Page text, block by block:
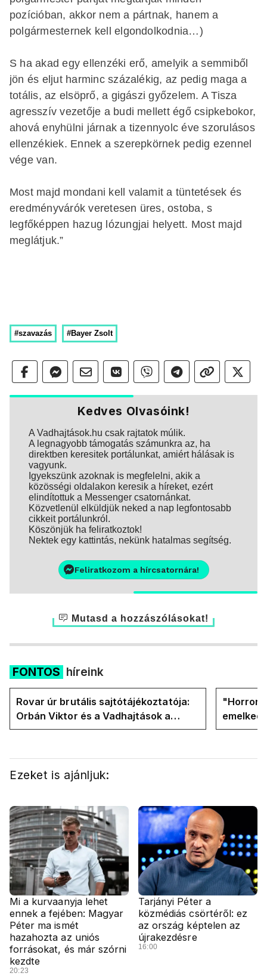
pozícióban, akkor nem a pártnak, hanem a
polgármesternek kell elgondolkodnia…)
S ha akad egy ellenzéki erő, amelyik a semmiből
jön és eljut harminc százalékig, az pedig maga a
totális, az elsöprő, a gigászi győzelem. A Tisza
agresszív vezetője a budi mellett égő csipkebokor,
ahová enyhülni járnak a tizennyolc éve szorulásos
ellenzékiek. Ennek a szerepkörnek pedig ezennel
vége van.
Most majd mondani kell valamit a tüntetések és
eredményvárók veretesen üres, ostoba, s
legfőképpen hazug lózungjai helyett. Most majd
meglátjuk.”
#szavazás #Bayer Zsolt
Kedves Olvasóink!
A Vadhajtások.hu csak rajtatok múlik.
A legnagyobb támogatás számunkra az, ha
direktben keresitek portálunkat, amiért hálásak is
vagyunk.
Igyekszünk azoknak is megfelelni, akik a
közösségi oldalakon keresik a híreket, ezért
elindítottuk a Messenger csatornánkat.
Közvetlenül elküldjük neked a nap legfontosabb
cikkeit portálunkról.
Köszönjük ha feliratkoztok!
Nektek egy kattintás, nekünk hatalmas segítség.
Feliratkozom a hírcsatornára!
Mutasd a hozzászólásokat!
FONTOS híreink
Rovar úr brutális sajtótájékoztatója:
Orbán Viktor és a Vadhajtások a
felelős a kialakult helyzetért
"Horror
oldalán
Ezeket is ajánljuk:
Mi a kurvaanyja lehet
ennek a fejében: Magyar
Péter ma ismét
hazahozta az uniós
forrásokat, és már szórni
kezdte
20:23
Tarjányi Péter a
közmédiás csörtéről: ez
az ország képtelen az
újrakezdésre
16:00